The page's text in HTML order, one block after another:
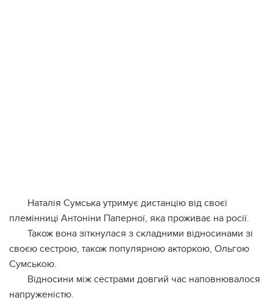
Наталія Сумська утримує дистанцію від своєї
племінниці Антоніни Паперної, яка проживає на росії.
Також вона зіткнулася з складними відносинами зі
своєю сестрою, також популярною акторкою, Ольгою
Сумською.
Відносини між сестрами довгий час наповнювалося
напруженістю.